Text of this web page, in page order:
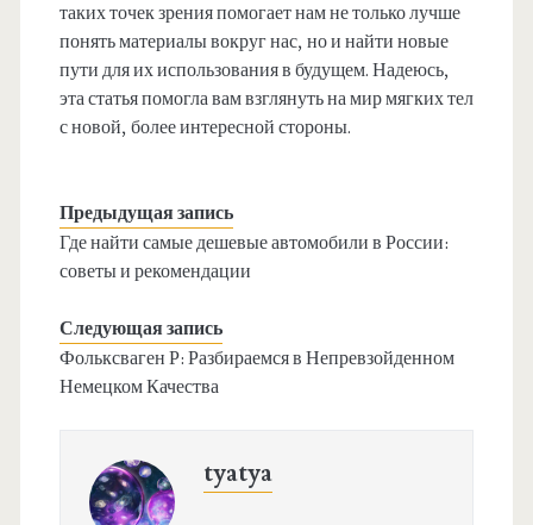
таких точек зрения помогает нам не только лучше
понять материалы вокруг нас, но и найти новые
пути для их использования в будущем. Надеюсь,
эта статья помогла вам взглянуть на мир мягких тел
с новой, более интересной стороны.
Предыдущая запись
Где найти самые дешевые автомобили в России:
советы и рекомендации
Следующая запись
Фольксваген Р: Разбираемся в Непревзойденном
Немецком Качества
tyatya